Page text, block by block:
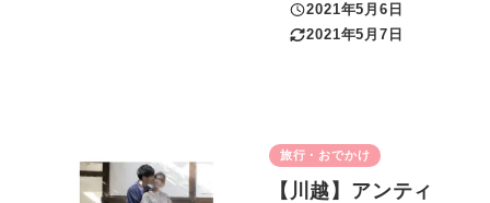
投稿日
2021年5月6日
更新日
2021年5月7日
旅行・おでかけ
【川越】アンティ